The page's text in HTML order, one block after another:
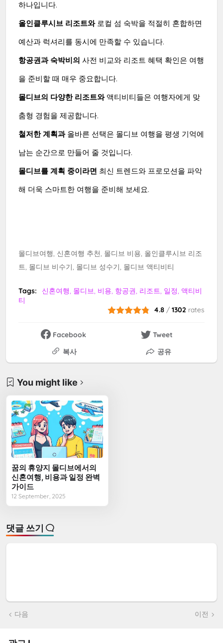
하나입니다.
올인클루시브 리조트와로컬 섬 숙박을 적절히 혼합하면
예산과 럭셔리를 동시에 만족할 수 있습니다.
항공권과 숙박비의 사전 비교와 리조트 혜택 확인은 여행
을 준비할 때 매우 중요합니다.
몰디브의 다양한 리조트와액티비티들은 여행자에게 맞
춤형 경험을 제공합니다.
철저한 계획과올바른 선택은 몰디브 여행을 평생 기억에
남는 순간으로 만들어 줄 것입니다.
몰디브를 계획 중이라면 최신 트렌드와 프로모션을 파악
해 더욱 스마트한 여행을 준비해 보세요.
몰디브여행, 신혼여행 추천, 몰디브 비용, 올인클루시브 리조
트, 몰디브 비수기, 몰디브 성수기, 몰디브 액티비티
Tags:
신혼여행, 몰디브, 비용, 항공권, 리조트, 일정, 액티비
티
4.8 /1302 rates
Facebook
Tweet
복사
공유
You might like
꿈의 휴양지 몰디브에서의
신혼여행, 비용과 일정 완벽
가이드
12 September, 2025
댓글 쓰기
다음 이전